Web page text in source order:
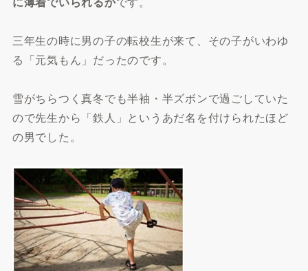
三年生の時に男の子の転校生が来て、その子がいわゆ
る「元気もん」だったのです。
雪がちらつく真冬でも半袖・半ズボンで過ごしていた
ので先生から「鉄人」というあだ名を付けられたほど
の男でした。